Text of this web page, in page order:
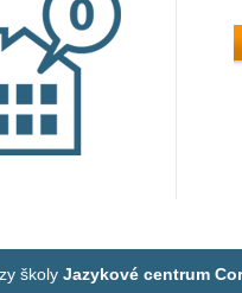
školy Jazykové centrum